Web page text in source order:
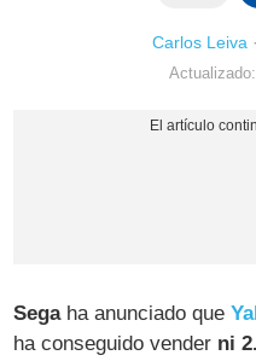
Carlos Leiva ·
Segaha anunciado que
ha conseguido vender ni